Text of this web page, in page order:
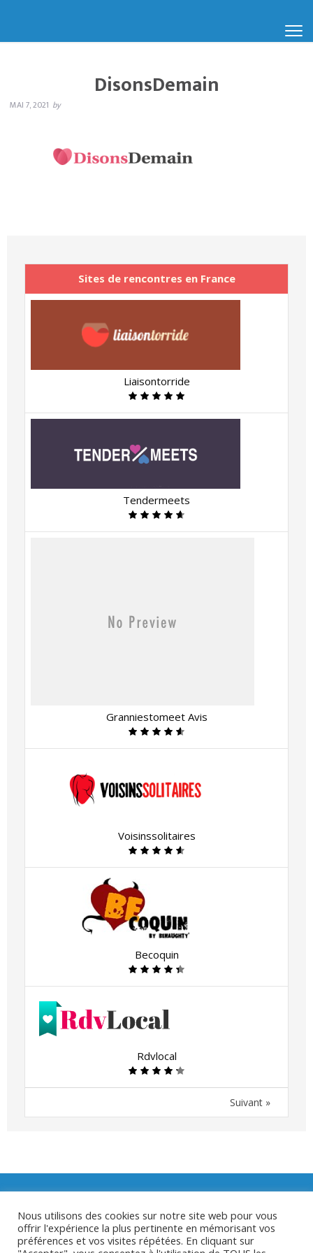
DisonsDemain
MAI 7, 2021 by
Sites de rencontres en France
Liaisontorride
Tendermeets
Granniestomeet Avis
Voisinssolitaires
Becoquin
Rdvlocal
Suivant »
Nous utilisons des cookies sur notre site web pour vous
offrir l'expérience la plus pertinente en mémorisant vos
préférences et vos visites répétées. En cliquant sur